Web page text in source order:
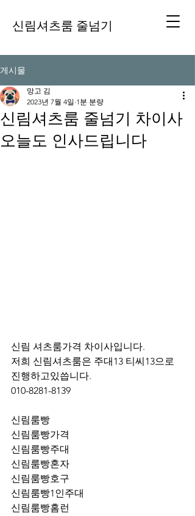
신림셔츠룸 줄넘기
게시물
신림셔츠룸 줄넘기 차이사
오늘도 인사드립니다
망고 김
2023년 7월 4일 1분 분량
신림 셔츠룸가격 차이사입니다.
저희 신림셔츠룸은 주대13 티씨13으로
진행하고있씁니다.
010-8281-8139
신림룸빵
신림룸빵가격
신림룸빵주대
신림룸빵혼자
신림룸빵호구
신림룸빵1인주대
신림룸빵홈런